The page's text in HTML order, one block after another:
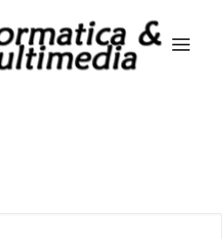
1309294241